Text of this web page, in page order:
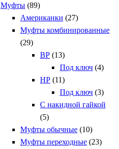
Муфты (89)
Американки (27)
Муфты комбинированные
(29)
ВР (13)
Под ключ (4)
НР (11)
Под ключ (3)
С накидной гайкой
(5)
Муфты обычные (10)
Муфты переходные (23)